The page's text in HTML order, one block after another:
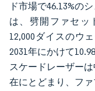
ド市場で46.13%の
は、劈開ファセッ
12,000ダイスのウ
2031年にかけて
スケードレーザー
在にとどまり、フ